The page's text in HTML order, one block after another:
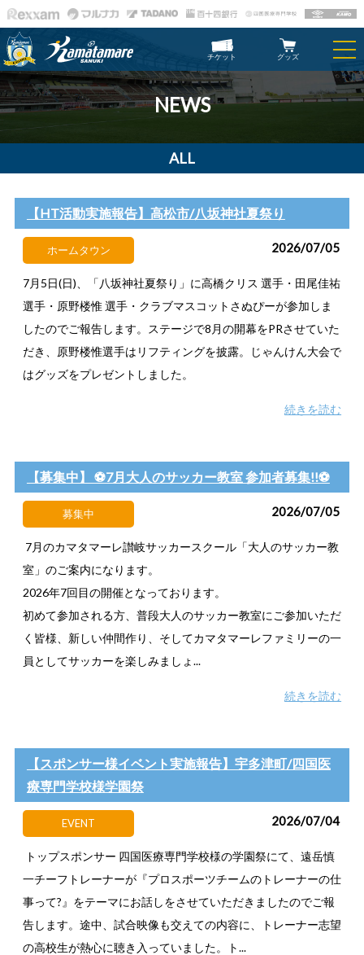
チケット グッズ
NEWS
ALL
【HT活動実施報告】高松市/八坂神社夏祭り
ホームタウン 2026/07/05
7月5日(日)、「八坂神社夏祭り」に高橋クリス 選手・田尾佳祐
選手・原野楼惟 選手・クラブマスコットさぬぴーが参加しま
したのでご報告します。ステージで8月の開幕をPRさせていた
だき、原野楼惟選手はリフティングを披露。じゃんけん大会で
はグッズをプレゼントしました。
続きを読む
【募集中】 ⚽7月大人のサッカー教室 参加者募集!!⚽
募集中 2026/07/05
7月のカマタマーレ讃岐サッカースクール「大人のサッカー教
室」のご案内になります。
2026年7回目の開催となっております。
初めて参加される方、普段大人のサッカー教室にご参加いただ
く皆様、新しい仲間作り、そしてカマタマーレファミリーの一
員としてサッカーを楽しみましょ...
続きを読む
【スポンサー様イベント実施報告】宇多津町/四国医
療専門学校様学園祭
EVENT 2026/07/04
トップスポンサー 四国医療専門学校様の学園祭にて、遠岳慎
一チーフトレーナーが『プロスポーツチームのトレーナーの仕
事って?』をテーマにお話しをさせていただきましたのでご報
告します。途中、試合映像も交えての内容に、トレーナー志望
の高校生が熱心に聴き入っていました。ト...